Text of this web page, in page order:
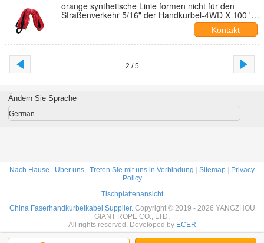
orange synthetische Linie formen nicht für den
Straßenverkehr 5/16" der Handkurbel-4WD X 100 '
Kontakt
2 / 5
Ändern Sie Sprache
German
Nach Hause Über uns Treten Sie mit uns in Verbindung Sitemap
Privacy
Policy
Tischplattenansicht
China Faserhandkurbelkabel Supplier. Copyright © 2019 - 2026 YANGZHOU
GIANT ROPE CO., LTD.
All rights reserved. Developed by ECER